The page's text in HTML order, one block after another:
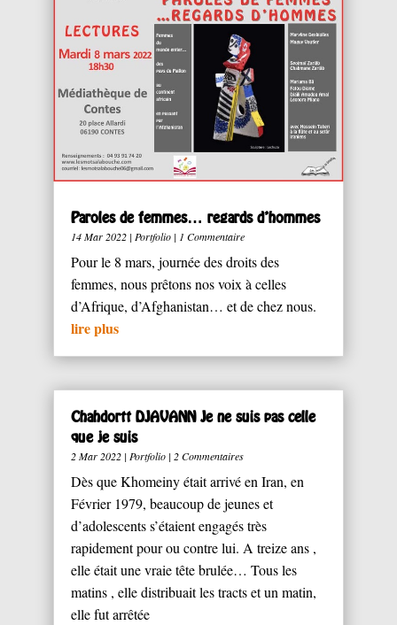
Paroles de femmes… regards d’hommes
14 Mar 2022| Portfolio| 1 Commentaire
Pour le 8 mars, journée des droits des
femmes, nous prêtons nos voix à celles
d’Afrique, d’Afghanistan… et de chez nous.
lire plus
Chahdortt DJAVANN Je ne suis pas celle
que je suis
2 Mar 2022| Portfolio| 2 Commentaires
Dès que Khomeiny était arrivé en Iran, en
Février 1979, beaucoup de jeunes et
d’adolescents s’étaient engagés très
rapidement pour ou contre lui. A treize ans ,
elle était une vraie tête brulée… Tous les
matins , elle distribuait les tracts et un matin,
elle fut arrêtée